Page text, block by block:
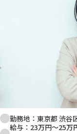
勤務地： 東京都 渋谷
給与： 23万円～25万